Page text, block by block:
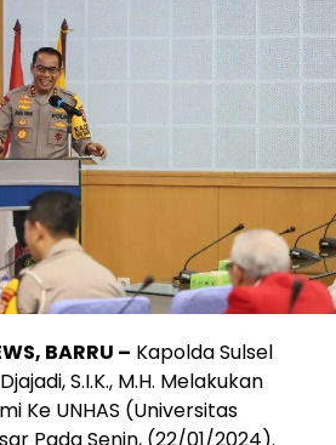
BARRU – Kapolda Sulsel
S.I.K., M.H. Melakukan
Ke UNHAS (Universitas